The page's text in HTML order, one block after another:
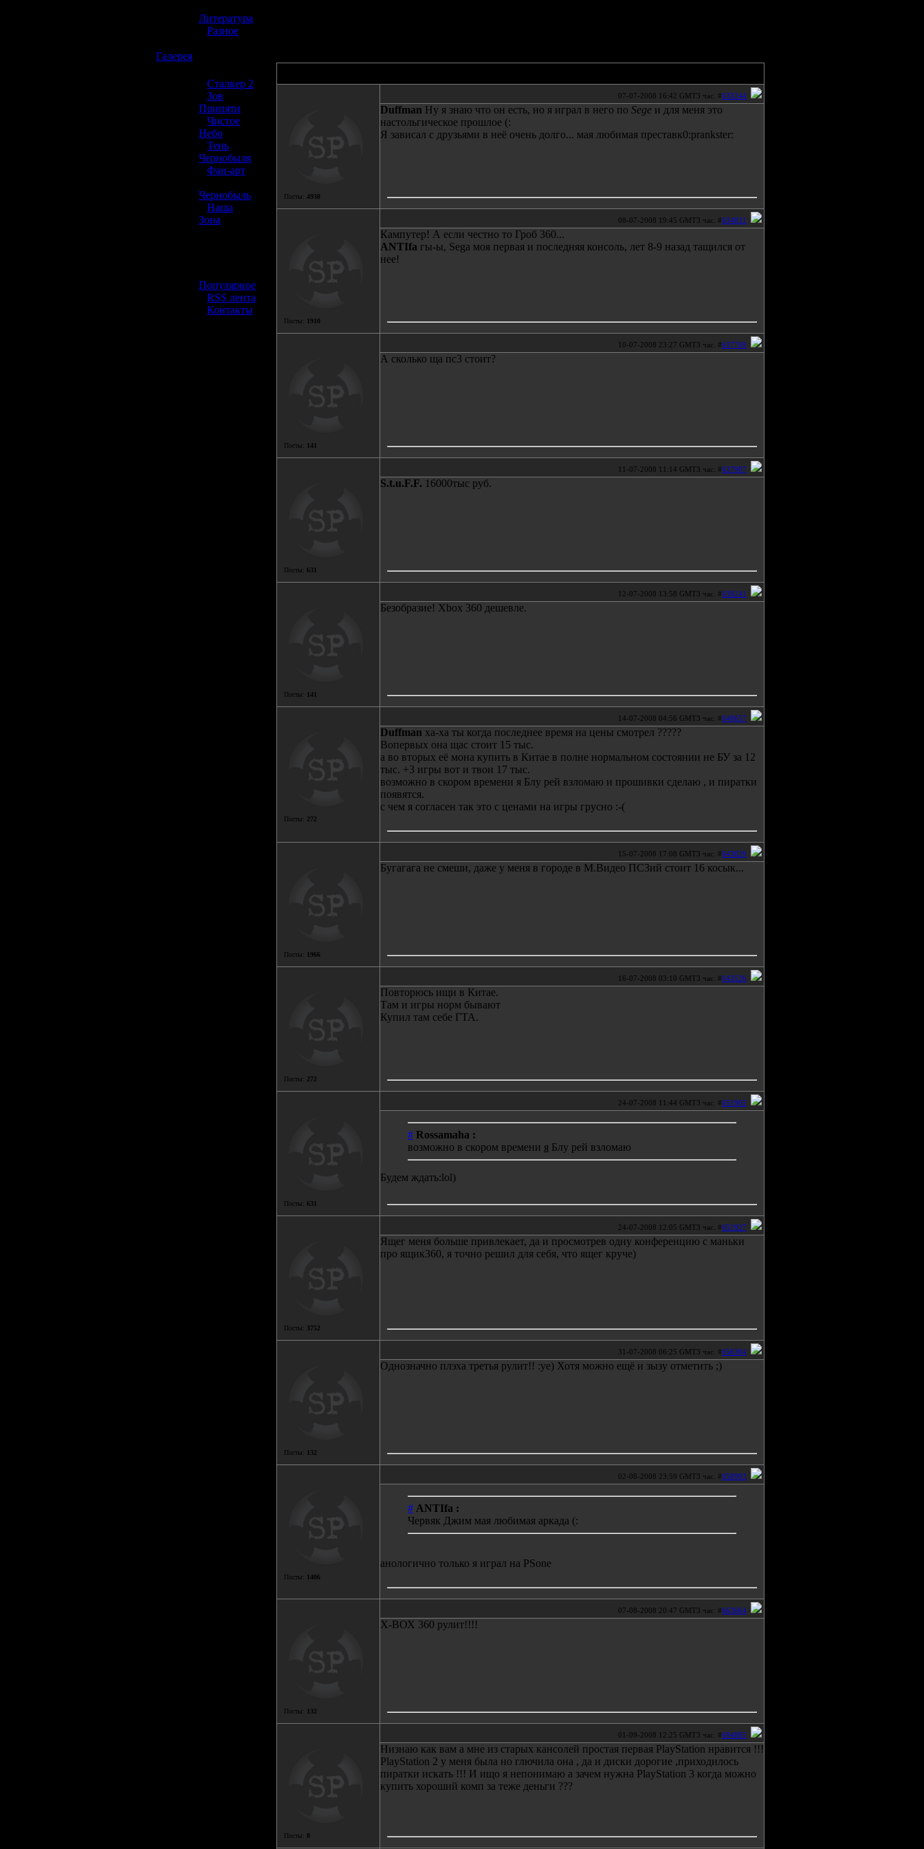
Литература
Разное
Галерея
Сталкер 2
Зов
Припяти
Чистое
Небо
Тень
Чернобыля
Фан-арт
Чернобыль
Наша
Зона
Популярное
RSS лента
Контакты
Посты: 4938
07-07-2008 16:42 GMT3 час. #633244
Duffman Ну я знаю что он есть, но я играл в него по Sege и для меня это
настольгическое прошлое (:
Я зависал с друзьями в неё очень долго... мая любимая преставк0:prankster:
Посты: 1910
08-07-2008 19:45 GMT3 час. #634831
Кампутер! А если честно то Гроб 360...
ANTIfa гы-ы, Sega моя первая и последняя консоль, лет 8-9 назад тащился от
нее!
Посты: 141
10-07-2008 23:27 GMT3 час. #637709
А сколько ща пс3 стоит?
Посты: 631
11-07-2008 11:14 GMT3 час. #637907
S.t.u.F.F. 16000тыс руб.
Посты: 141
12-07-2008 13:58 GMT3 час. #639241
Безобразие! Xbox 360 дешевле.
Посты: 272
14-07-2008 04:56 GMT3 час. #640657
Duffman ха-ха ты когда последнее время на цены смотрел ?????
Вопервых она щас стоит 15 тыс.
а во вторых её мона купить в Китае в полне нормальном состоянии не БУ за 12
тыс. +3 игры вот и твои 17 тыс.
возможно в скором времени я Блу рей взломаю и прошивки сделаю , и пиратки
появятся.
с чем я согласен так это с ценами на игры грусно :-(
Посты: 1966
15-07-2008 17:08 GMT3 час. #643029
Бугагага не смеши, даже у меня в городе в М.Видео ПС3ий стоит 16 косык...
Посты: 272
16-07-2008 03:10 GMT3 час. #643526
Повторюсь ищи в Китае.
Там и игры норм бывают
Купил там себе ГТА.
Посты: 631
24-07-2008 11:44 GMT3 час. #651905
# Rossamaha :
возможно в скором времени я Блу рей взломаю
Будем ждать:lol)
Посты: 3752
24-07-2008 12:05 GMT3 час. #651927
Ящег меня больше привлекает, да и просмотрев одну конференцию с маньки
про ящик360, я точно решил для себя, что ящег круче)
Посты: 132
31-07-2008 06:25 GMT3 час. #656304
Однозначно плэха третья рулит!! :ye) Хотя можно ещё и зызу отметить ;)
Посты: 1406
02-08-2008 23:59 GMT3 час. #658993
# ANTIfa :
Червяк Джим мая любимая аркада (:
анологично только я играл на PSone
Посты: 132
07-08-2008 20:47 GMT3 час. #663664
Х-ВОХ 360 рулит!!!!
Посты: 8
01-09-2008 12:25 GMT3 час. #694885
Низнаю как вам а мне из старых кансолей простая первая PlayStation нравится !!!
PlayStation 2 у меня была но глючила она , да и диски дорогие ,приходилось
пиратки искать !!! И ищо я непонимаю а зачем нужна PlayStation 3 когда можно
купить хороший комп за теже деньги ???